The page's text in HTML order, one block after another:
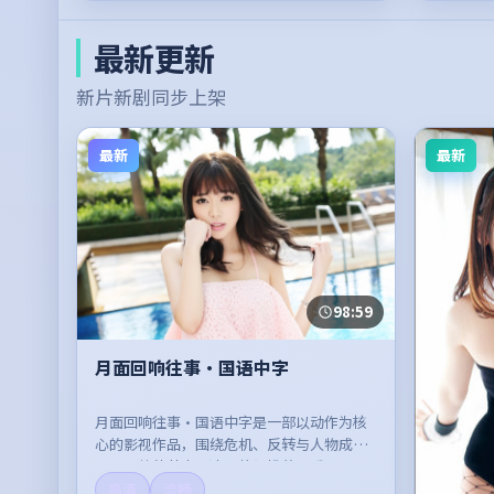
最新更新
新片新剧同步上架
最新
98:59
月面回响往事·国语中字
月面回响往事·国语中字是一部以动作为核
心的影视作品，围绕危机、反转与人物成长
展开，整体节奏紧凑，值得推荐观看。
最新